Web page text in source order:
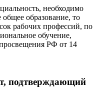
необходимо
образование, то
рабочих профессий, по
обучение,
РФ от 14
подтверждающий